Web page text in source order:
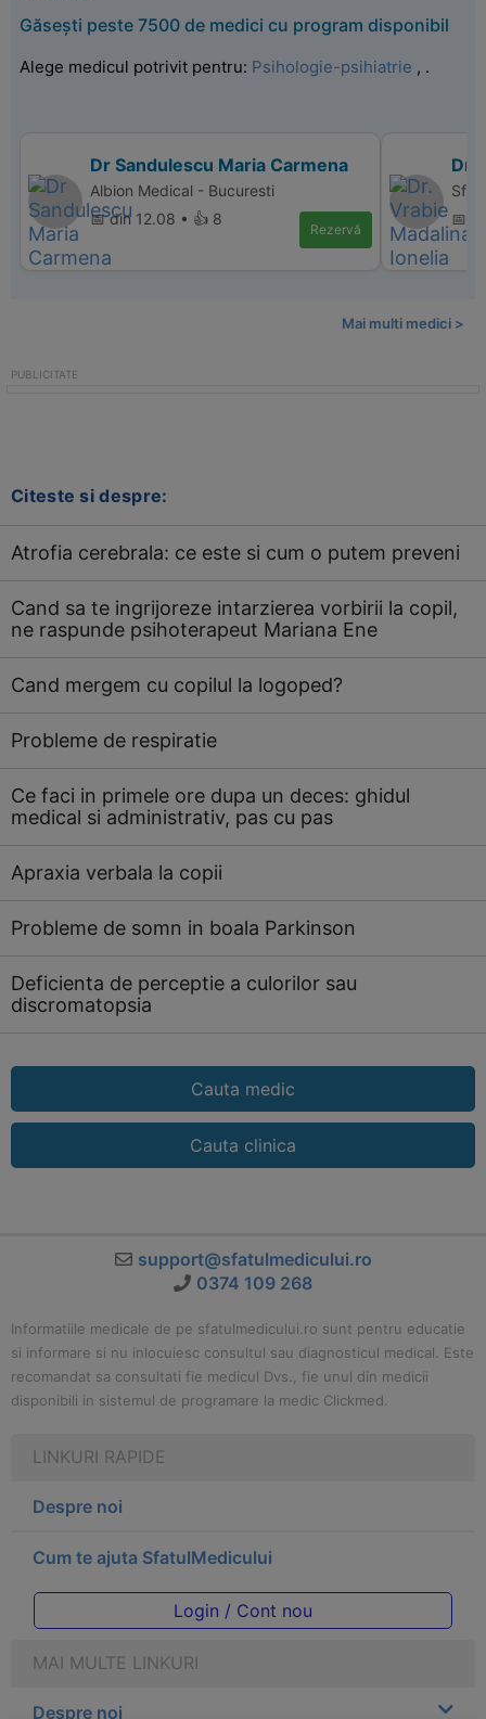
Găsești peste 7500 de medici cu program disponibil
Alege medicul potrivit pentru: Psihologie-psihiatrie , .
Dr Sandulescu Maria Carmena
Albion Medical - Bucuresti
📅 din 12.08 • 👍 8
Rezervă
Dr.
📅
Mai multi medici >
Citeste si despre:
Atrofia cerebrala: ce este si cum o putem preveni
Cand sa te ingrijoreze intarzierea vorbirii la copil,
ne raspunde psihoterapeut Mariana Ene
Cand mergem cu copilul la logoped?
Probleme de respiratie
Ce faci in primele ore dupa un deces: ghidul
medical si administrativ, pas cu pas
Apraxia verbala la copii
Probleme de somn in boala Parkinson
Deficienta de perceptie a culorilor sau
discromatopsia
Cauta medic
Cauta clinica
support@sfatulmedicului.ro
0374 109 268
Informatiile medicale de pe sfatulmedicului.ro sunt pentru educatie
si informare si nu inlocuiesc consultul sau diagnosticul medical. Este
recomandat sa consultati fie medicul Dvs., fie unul din medicii
disponibili in sistemul de programare la medic Clickmed.
LINKURI RAPIDE
Despre noi
Cum te ajuta SfatulMedicului
Login / Cont nou
MAI MULTE LINKURI
Despre noi